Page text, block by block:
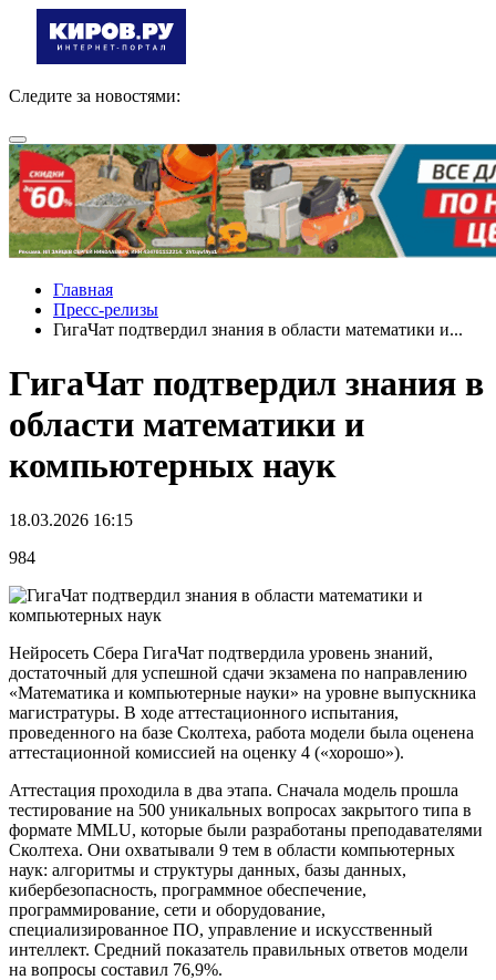
Следите за новостями:
Главная
Пресс-релизы
ГигаЧат подтвердил знания в области математики и...
ГигаЧат подтвердил знания в
области математики и
компьютерных наук
18.03.2026 16:15
984
Нейросеть Сбера ГигаЧат подтвердила уровень знаний,
достаточный для успешной сдачи экзамена по направлению
«Математика и компьютерные науки» на уровне выпускника
магистратуры. В ходе аттестационного испытания,
проведенного на базе Сколтеха, работа модели была оценена
аттестационной комиссией на оценку 4 («хорошо»).
Аттестация проходила в два этапа. Сначала модель прошла
тестирование на 500 уникальных вопросах закрытого типа в
формате MMLU, которые были разработаны преподавателями
Сколтеха. Они охватывали 9 тем в области компьютерных
наук: алгоритмы и структуры данных, базы данных,
кибербезопасность, программное обеспечение,
программирование, сети и оборудование,
специализированное ПО, управление и искусственный
интеллект. Средний показатель правильных ответов модели
на вопросы составил 76,9%.